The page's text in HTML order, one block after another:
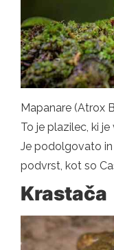
Mapanare (Atrox
To je plazilec, ki
Je podolgovato
podvrst, kot so
Krastača